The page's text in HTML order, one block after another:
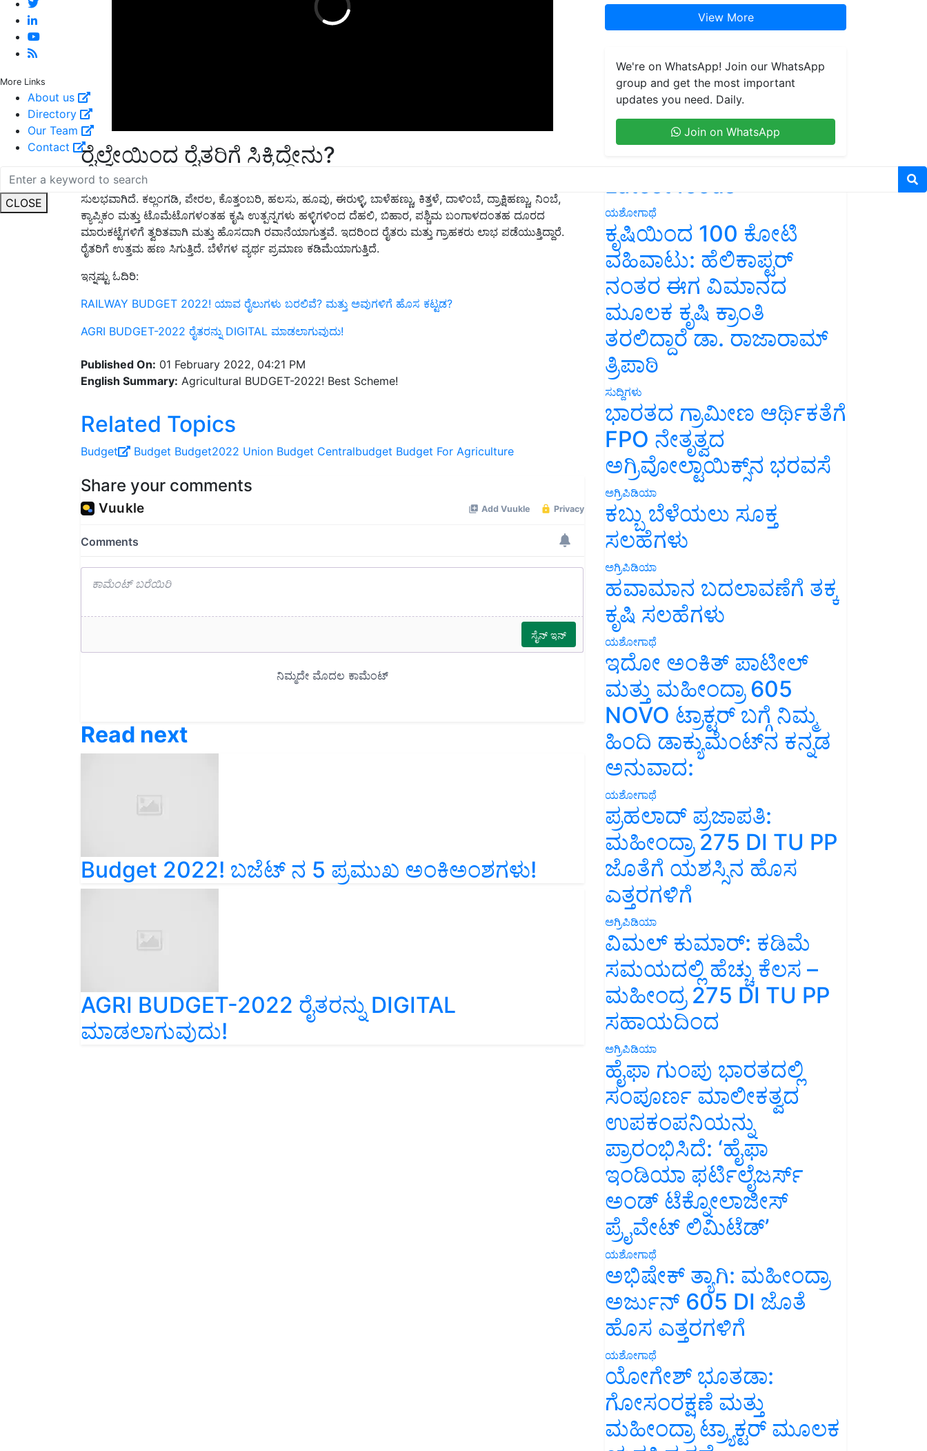
More Links
About us
Directory
Our Team
Contact
CLOSE
ರೈಲ್ವೇಯಿಂದ ರೈತರಿಗೆ ಸಿಕ್ಕಿದ್ದೇನು?
ಕಿಸಾನ್ ರೈಲಿನ ಪರಿಚಯದ ನಂತರ, ರೈತರಿಗೆ ಕೊಳೆಯುವ ಬೆಳೆಗಳನ್ನು ದೇಶದ ಪ್ರಮುಖ ಮಾರುಕಟ್ಟೆಗಳಿಗೆ ಸಾಗಿಸಲು
ಸುಲಭವಾಗಿದೆ. ಕಲ್ಲಂಗಡಿ, ಪೇರಲ, ಕೊತ್ತಂಬರಿ, ಹಲಸು, ಹೂವು, ಈರುಳ್ಳಿ, ಬಾಳೆಹಣ್ಣು, ಕಿತ್ತಳೆ, ದಾಳಿಂಬೆ, ದ್ರಾಕ್ಷಿಹಣ್ಣು, ನಿಂಬೆ,
ಕ್ಯಾಪ್ಸಿಕಂ ಮತ್ತು ಟೊಮೆಟೊಗಳಂತಹ ಕೃಷಿ ಉತ್ಪನ್ನಗಳು ಹಳ್ಳಿಗಳಿಂದ ದೆಹಲಿ, ಬಿಹಾರ, ಪಶ್ಚಿಮ ಬಂಗಾಳದಂತಹ ದೂರದ
ಮಾರುಕಟ್ಟೆಗಳಿಗೆ ತ್ವರಿತವಾಗಿ ಮತ್ತು ಹೊಸದಾಗಿ ರವಾನೆಯಾಗುತ್ತವೆ. ಇದರಿಂದ ರೈತರು ಮತ್ತು ಗ್ರಾಹಕರು ಲಾಭ ಪಡೆಯುತ್ತಿದ್ದಾರೆ.
ರೈತರಿಗೆ ಉತ್ತಮ ಹಣ ಸಿಗುತ್ತಿದೆ. ಬೆಳೆಗಳ ವ್ಯರ್ಥ ಪ್ರಮಾಣ ಕಡಿಮೆಯಾಗುತ್ತಿದೆ.
ಇನ್ನಷ್ಟು ಓದಿರಿ:
RAILWAY BUDGET 2022! ಯಾವ ರೈಲುಗಳು ಬರಲಿವೆ? ಮತ್ತು ಅವುಗಳಿಗೆ ಹೊಸ ಕಟ್ಟಡ?
AGRI BUDGET-2022 ರೈತರನ್ನು DIGITAL ಮಾಡಲಾಗುವುದು!
English Summary:Agricultural BUDGET-2022! Best Scheme!
Related Topics
Budget Budget Budget2022
Budget 2022! ಬಜೆಟ್ ನ 5 ಪ್ರಮುಖ ಅಂಕಿಅಂಶಗಳು!
AGRI BUDGET-2022 ರೈತರನ್ನು DIGITAL
ಮಾಡಲಾಗುವುದು!
View More
We're on WhatsApp! Join our WhatsApp
group and get the most important
updates you need. Daily.
Join on WhatsApp
Latest feeds
ಯಶೋಗಾಥೆ
ಕೃಷಿಯಿಂದ 100 ಕೋಟಿ
ವಹಿವಾಟು: ಹೆಲಿಕಾಪ್ಟರ್
ನಂತರ ಈಗ ವಿಮಾನದ
ಮೂಲಕ ಕೃಷಿ ಕ್ರಾಂತಿ
ತರಲಿದ್ದಾರೆ ಡಾ. ರಾಜಾರಾಮ್
ತ್ರಿಪಾಠಿ
ಸುದ್ದಿಗಳು
ಭಾರತದ ಗ್ರಾಮೀಣ ಆರ್ಥಿಕತೆಗೆ
FPO ನೇತೃತ್ವದ
ಅಗ್ರಿವೋಲ್ಟಾಯಿಕ್ಸ್‌ನ ಭರವಸೆ
ಅಗ್ರಿಪಿಡಿಯಾ
ಕಬ್ಬು ಬೆಳೆಯಲು ಸೂಕ್ತ
ಸಲಹೆಗಳು
ಅಗ್ರಿಪಿಡಿಯಾ
ಹವಾಮಾನ ಬದಲಾವಣೆಗೆ ತಕ್ಕ
ಕೃಷಿ ಸಲಹೆಗಳು
ಯಶೋಗಾಥೆ
ಇದೋ ಅಂಕಿತ್ ಪಾಟೀಲ್
ಮತ್ತು ಮಹೀಂದ್ರಾ 605
NOVO ಟ್ರಾಕ್ಟರ್ ಬಗ್ಗೆ ನಿಮ್ಮ
ಹಿಂದಿ ಡಾಕ್ಯುಮೆಂಟ್‌ನ ಕನ್ನಡ
ಅನುವಾದ:
ಯಶೋಗಾಥೆ
ಪ್ರಹಲಾದ್ ಪ್ರಜಾಪತಿ:
ಮಹೀಂದ್ರಾ 275 DI TU PP
ಜೊತೆಗೆ ಯಶಸ್ಸಿನ ಹೊಸ
ಎತ್ತರಗಳಿಗೆ
ಅಗ್ರಿಪಿಡಿಯಾ
ವಿಮಲ್ ಕುಮಾರ್: ಕಡಿಮೆ
ಸಮಯದಲ್ಲಿ ಹೆಚ್ಚು ಕೆಲಸ –
ಮಹೀಂದ್ರ 275 DI TU PP
ಸಹಾಯದಿಂದ
ಅಗ್ರಿಪಿಡಿಯಾ
ಹೈಫಾ ಗುಂಪು ಭಾರತದಲ್ಲಿ
ಸಂಪೂರ್ಣ ಮಾಲೀಕತ್ವದ
ಉಪಕಂಪನಿಯನ್ನು
ಪ್ರಾರಂಭಿಸಿದೆ: ‘ಹೈಫಾ
ಇಂಡಿಯಾ ಫರ್ಟಿಲೈಜರ್ಸ್
ಅಂಡ್ ಟೆಕ್ನೋಲಾಜೀಸ್
ಪ್ರೈವೇಟ್ ಲಿಮಿಟೆಡ್’
ಯಶೋಗಾಥೆ
ಅಭಿಷೇಕ್ ತ್ಯಾಗಿ: ಮಹೀಂದ್ರಾ
ಅರ್ಜುನ್ 605 DI ಜೊತೆ
ಹೊಸ ಎತ್ತರಗಳಿಗೆ
ಯಶೋಗಾಥೆ
ಯೋಗೇಶ್ ಭೂತಡಾ:
ಗೋಸಂರಕ್ಷಣೆ ಮತ್ತು
ಮಹೀಂದ್ರಾ ಟ್ರ್ಯಾಕ್ಟರ್ ಮೂಲಕ